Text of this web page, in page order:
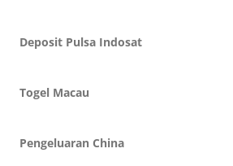
Deposit Pulsa Indosat
Togel Macau
Pengeluaran China